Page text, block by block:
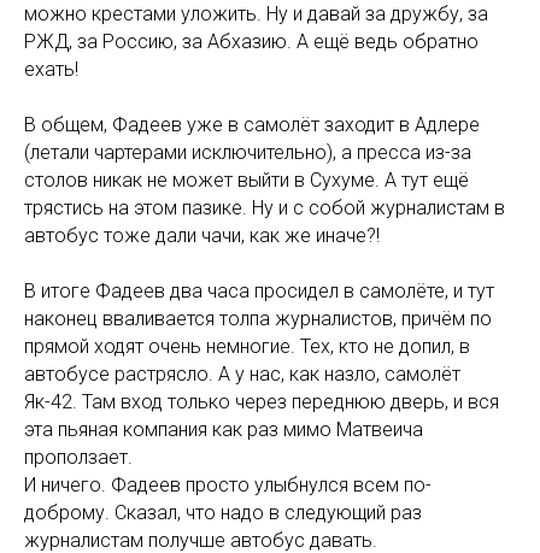
можно крестами уложить. Ну и давай за дружбу, за
РЖД, за Россию, за Абхазию. А ещё ведь обратно
ехать!
В общем, Фадеев уже в самолёт заходит в Адлере
(летали чартерами исключительно), а пресса из-за
столов никак не может выйти в Сухуме. А тут ещё
трястись на этом пазике. Ну и с собой журналистам в
автобус тоже дали чачи, как же иначе?!
В итоге Фадеев два часа просидел в самолёте, и тут
наконец вваливается толпа журналистов, причём по
прямой ходят очень немногие. Тех, кто не допил, в
автобусе растрясло. А у нас, как назло, самолёт
Як-42. Там вход только через переднюю дверь, и вся
эта пьяная компания как раз мимо Матвеича
проползает.
И ничего. Фадеев просто улыбнулся всем по-
доброму. Сказал, что надо в следующий раз
журналистам получше автобус давать.